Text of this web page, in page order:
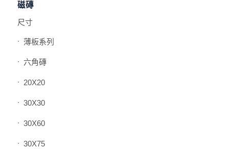
磁磚
尺寸
薄板系列
六角磚
20X20
30X30
30X60
30X75